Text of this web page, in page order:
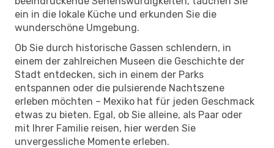
ein in die lokale Küche und erkunden Sie die
wunderschöne Umgebung.
Ob Sie durch historische Gassen schlendern, in
einem der zahlreichen Museen die Geschichte der
Stadt entdecken, sich in einem der Parks
entspannen oder die pulsierende Nachtszene
erleben möchten – Mexiko hat für jeden Geschmack
etwas zu bieten. Egal, ob Sie alleine, als Paar oder
mit Ihrer Familie reisen, hier werden Sie
unvergessliche Momente erleben.